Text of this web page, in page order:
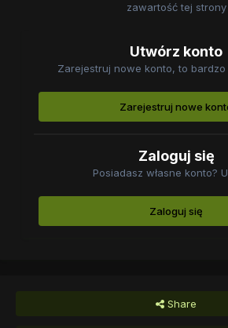
zawartość tej strony
Utwórz konto
Zarejestruj nowe konto, to bardzo
Zarejestruj nowe
Zaloguj się
Posiadasz własne konto?
Zaloguj się
Share